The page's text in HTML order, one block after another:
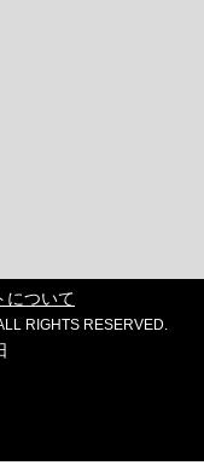
について
RIGHTS RESERVED.